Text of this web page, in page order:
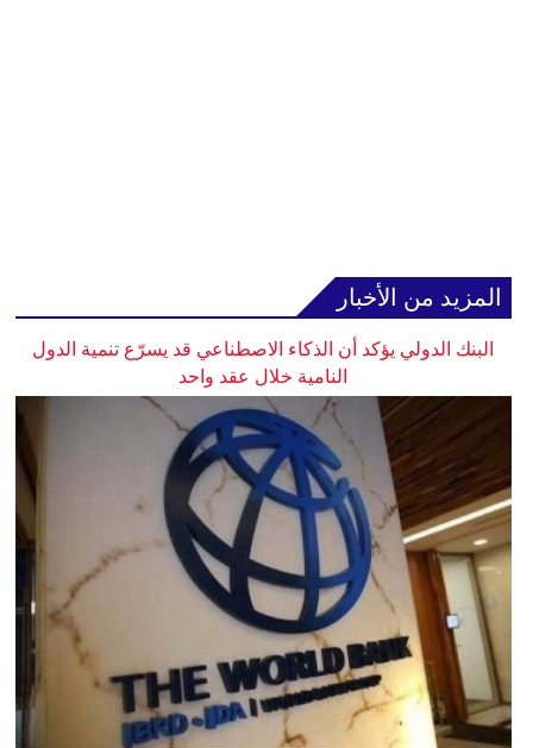
المزيد من الأخبار
البنك الدولي يؤكد أن الذكاء الاصطناعي قد يسرّع تنمية الدول
النامية خلال عقد واحد